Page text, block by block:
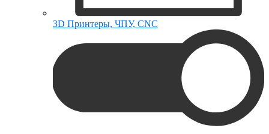
3D Принтеры, ЧПУ, CNC